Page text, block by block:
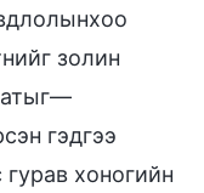
золин
гэдгээ
хоногийн